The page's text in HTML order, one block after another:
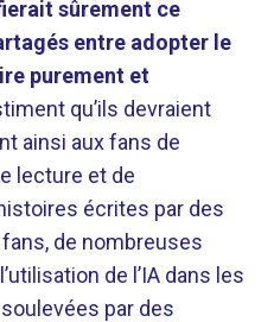
sûrement ce
entre adopter le
purement et
qu’ils devraient
ainsi aux fans de
lecture et de
écrites par des
de nombreuses
de l’IA dans les
par des